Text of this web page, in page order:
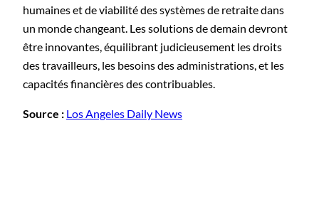
humaines et de viabilité des systèmes de retraite dans
un monde changeant. Les solutions de demain devront
être innovantes, équilibrant judicieusement les droits
des travailleurs, les besoins des administrations, et les
capacités financières des contribuables.
Source : Los Angeles Daily News